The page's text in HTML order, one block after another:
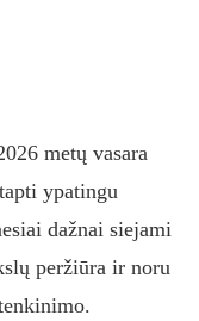
metų vasara
ypatingu
dažnai siejami
peržiūra ir noru